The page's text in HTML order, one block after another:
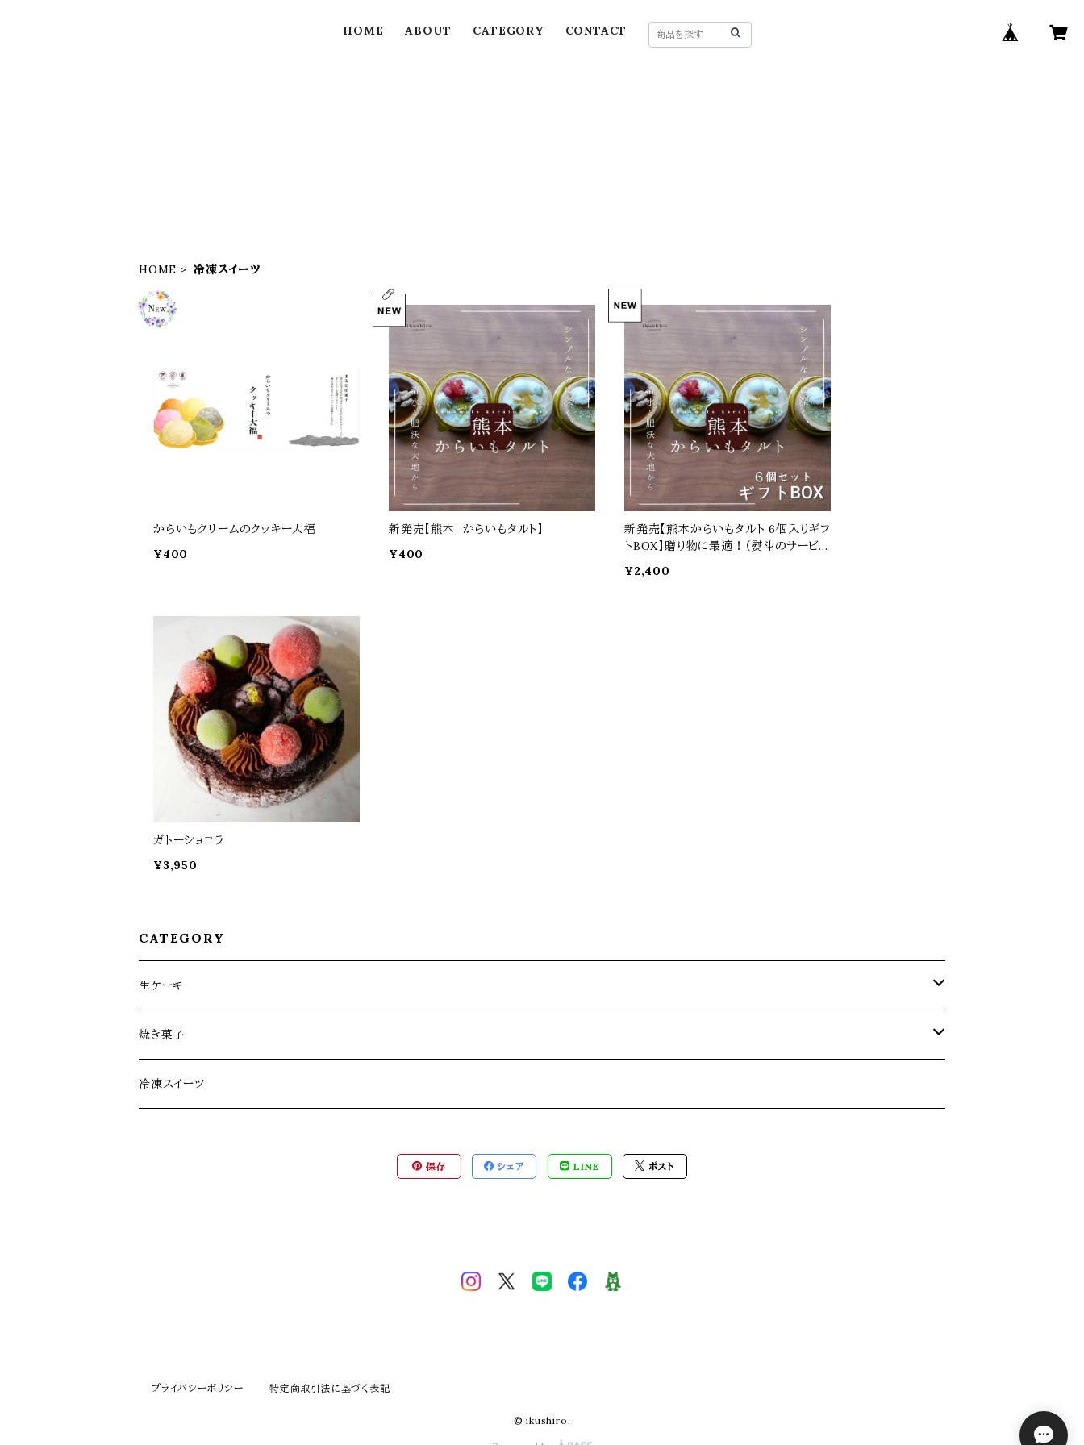
HOME ABOUT CATEGORY CONTACT
HOME 冷凍スイーツ
からいもクリームのクッキー大福
¥400
新発売【熊本 からいもタルト】
¥400
新発売【熊本からいもタルト 6個入りギフ
トBOX】贈り物に最適！（熨斗のサービス
¥2,400
ガトーショコラ
¥3,950
CATEGORY
生ケーキ
生ケーキ定期便
生ケーキ（全1回）
焼き菓子
お菓子缶シリーズ
冷凍スイーツ
保存 シェア LINE ポスト
プライバシーポリシー 特定商取引法に基づく表記
© ikushiro.